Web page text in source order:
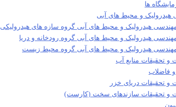
ها
هیدرولیک و محیط های آبی
هیدرولیک و محیط های آبی گروه سازه های هیدرولیکی
هیدرولیک و محیط های آبی گروه رودخانه و دریا
هیدرولیک و محیط های آبی گروه محیط زیست
و تحقیقات منابع آب
فاضلاب
و تحقیقات دریای خزر
و تحقیقات سازندهای سخت (کارست)